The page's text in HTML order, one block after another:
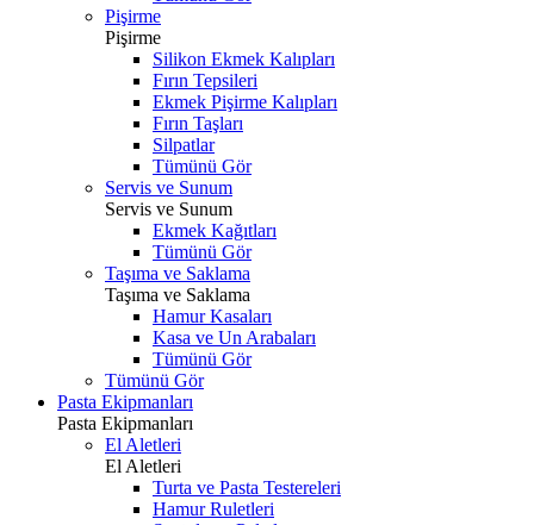
Pişirme
Pişirme
Silikon Ekmek Kalıpları
Fırın Tepsileri
Ekmek Pişirme Kalıpları
Fırın Taşları
Silpatlar
Tümünü Gör
Servis ve Sunum
Servis ve Sunum
Ekmek Kağıtları
Tümünü Gör
Taşıma ve Saklama
Taşıma ve Saklama
Hamur Kasaları
Kasa ve Un Arabaları
Tümünü Gör
Tümünü Gör
Pasta Ekipmanları
Pasta Ekipmanları
El Aletleri
El Aletleri
Turta ve Pasta Testereleri
Hamur Ruletleri